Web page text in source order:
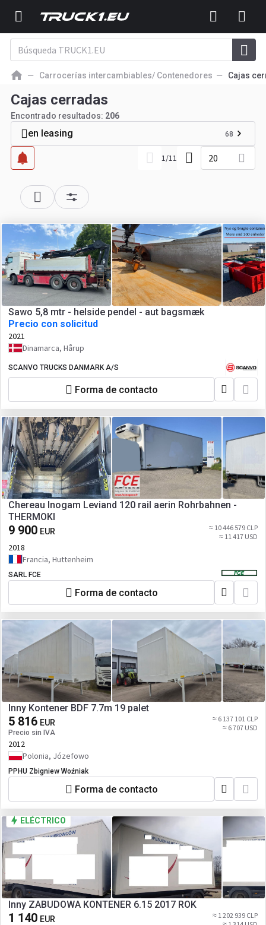
Carrocerías intercambiables/ Contenedores Cajas
Cajas cerradas
Encontrado resultados: 206
en leasing 68
1/11 20
Sawo 5,8 mtr - helside pendel - aut bagsmæk
Precio con solicitud
2021
Dinamarca, Hårup
SCANVO TRUCKS DANMARK A/S
Forma de contacto
Chereau Inogam Leviand 120 rail aerin Rohrbahnen -
THERMOKI
9 900 EUR
≈ 10 446 579 CLP
≈ 11 417 USD
2018
Francia, Huttenheim
SARL FCE
Forma de contacto
Inny Kontener BDF 7.7m 19 palet
5 816 EUR
Precio sin IVA
≈ 6 137 101 CLP
≈ 6 707 USD
2012
Polonia, Józefowo
PPHU Zbigniew Woźniak
Forma de contacto
ELÉCTRICO
Inny ZABUDOWA KONTENER 6.15 2017 ROK
1 140 EUR
≈ 1 202 939 CLP